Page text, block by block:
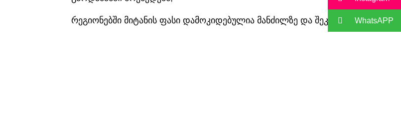
რეგიონებში მიტანის ფასი დამოკიდებულია მანძილზე და შეკვეთაზეWhatsAPP